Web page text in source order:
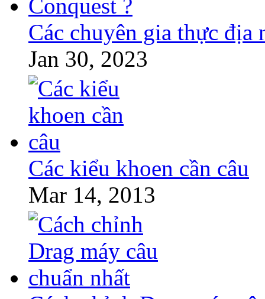
Các chuyên gia thực địa
Jan 30, 2023
Các kiểu khoen cần câu
Mar 14, 2013